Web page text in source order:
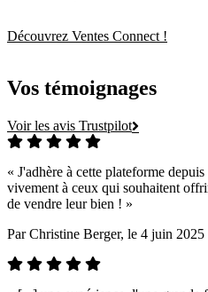
Découvrez Ventes Connect !
Vos témoignages
Voir les avis Trustpilot
« J'adhère à cette plateforme
vivement à ceux qui souhaitent
de vendre leur bien ! »
ParChristine Berger, le 4 juin 2025